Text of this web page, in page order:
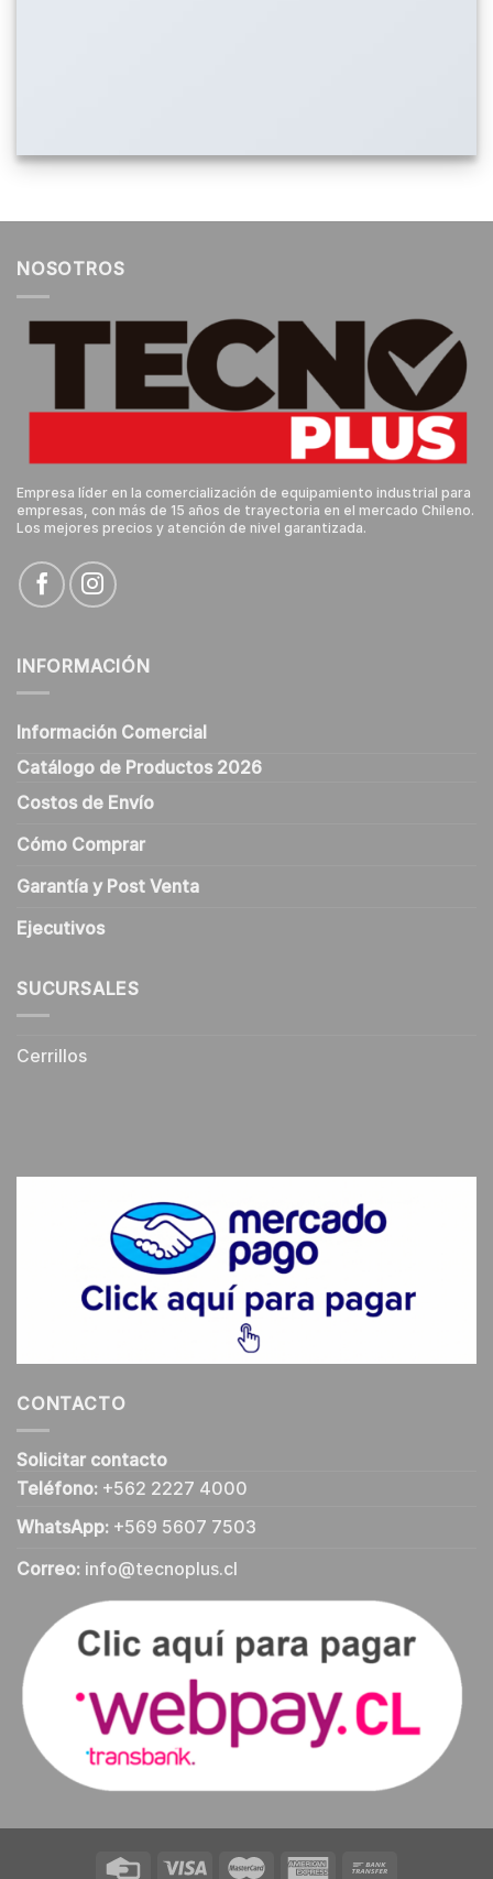
NOSOTROS
Empresa líder en la comercialización de equipamiento industrial para
empresas, con más de 15 años de trayectoria en el mercado Chileno.
Los mejores precios y atención de nivel garantizada.
INFORMACIÓN
Información Comercial
Catálogo de Productos 2026
Costos de Envío
Cómo Comprar
Garantía y Post Venta
Ejecutivos
SUCURSALES
Cerrillos
CONTACTO
Solicitar contacto
Teléfono: +562 2227 4000
WhatsApp: +569 5607 7503
Correo: info@tecnoplus.cl